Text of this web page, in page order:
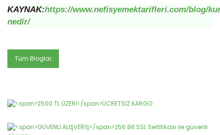
KAYNAK:https://www.nefisyemektarifleri.com/blog/
nedir/
Tüm Bloglar